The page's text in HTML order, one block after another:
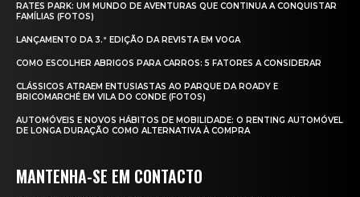
RATES PARK: UM MUNDO DE AVENTURAS QUE CONTINUA A CONQUISTAR
FAMÍLIAS (FOTOS)
LANÇAMENTO DA 3.ª EDIÇÃO DA REVISTA EM VOGA
COMO ESCOLHER ABRIGOS PARA CARROS: 5 FATORES A CONSIDERAR
CLÁSSICOS ATRAEM ENTUSIASTAS AO PARQUE DA ROADY E
BRICOMARCHÉ EM VILA DO CONDE (FOTOS)
AUTOMÓVEIS E NOVOS HÁBITOS DE MOBILIDADE: O RENTING AUTOMÓVEL
DE LONGA DURAÇÃO COMO ALTERNATIVA À COMPRA
MANTENHA-SE EM CONTACTO